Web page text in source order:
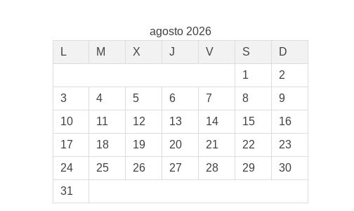
agosto 2026
L
M X J V S
D
1
2
3
4 5 6 7 8
9
10
11 12 13 14 15
16
17
18 19 20 21 22
23
24
25 26 27 28 29
30
31